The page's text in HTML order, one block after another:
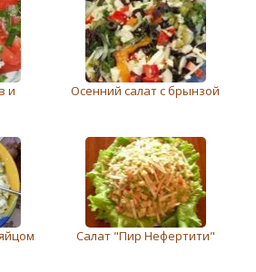
и
Осенний салат с брынзой
Салат "Пир Нефертити"